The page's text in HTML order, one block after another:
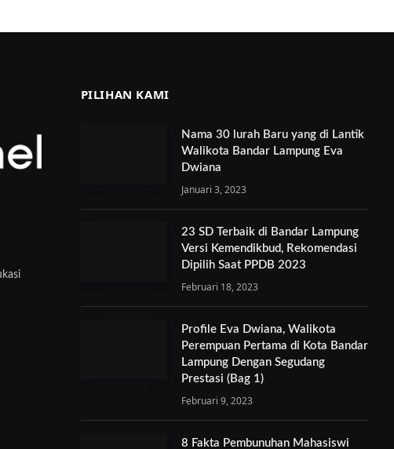
PILIHAN KAMI
Nama 30 lurah Baru yang di Lantik
Walikota Bandar Lampung Eva
Dwiana
Januari 3, 2023
23 SD Terbaik di Bandar Lampung
Versi Kemendikbud, Rekomendasi
Dipilih Saat PPDB 2023
Februari 18, 2023
Profile Eva Dwiana, Walikota
Perempuan Pertama di Kota Bandar
Lampung Dengan Segudang
Prestasi (Bag 1)
Februari 9, 2023
8 Fakta Pembunuhan Mahasiswi